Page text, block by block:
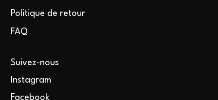
Politique de retour
FAQ
Suivez-nous
Instagram
Facebook